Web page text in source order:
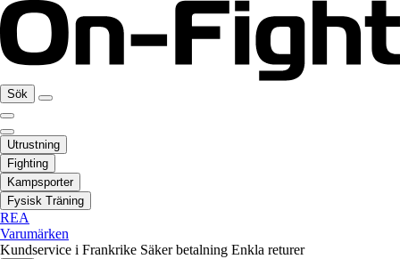
Sök
Utrustning
Fighting
Kampsporter
Fysisk Träning
REA
Varumärken
Kundservice i Frankrike Säker betalning Enkla returer